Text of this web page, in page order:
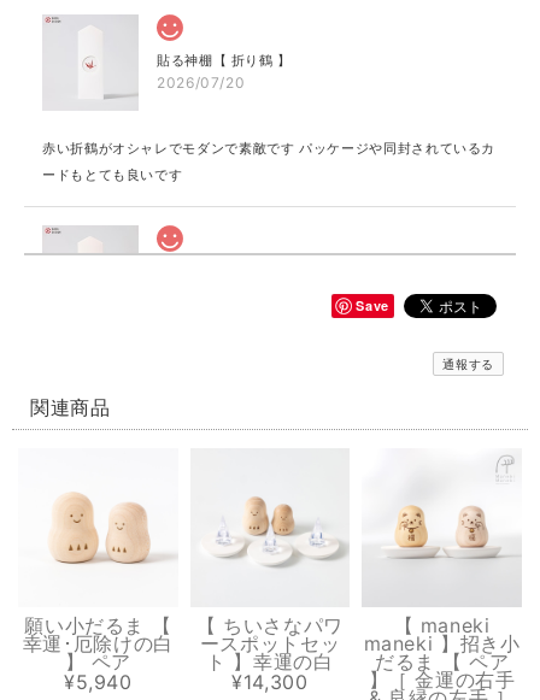
貼る神棚【 折り鶴 】
2026/07/20
赤い折鶴がオシャレでモダンで素敵です パッケージや同封されているカ
ードもとても良いです
とても可愛いデザインです パッケージや同封されているカードも素敵で
2026/07/20
Save
通報する
関連商品
願い小だるま 【
幸運･厄除けの白
】 ペア
¥5,940
【 ちいさなパワ
ースポットセッ
ト 】幸運の白
¥14,300
【 maneki
maneki 】招き小
だるま 【 ペア
】［ 金運の右手